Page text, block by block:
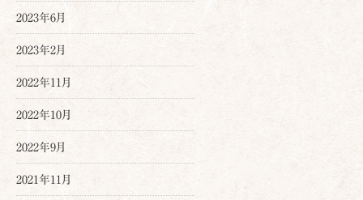
2023年6月
2023年2月
2022年11月
2022年10月
2022年9月
2021年11月